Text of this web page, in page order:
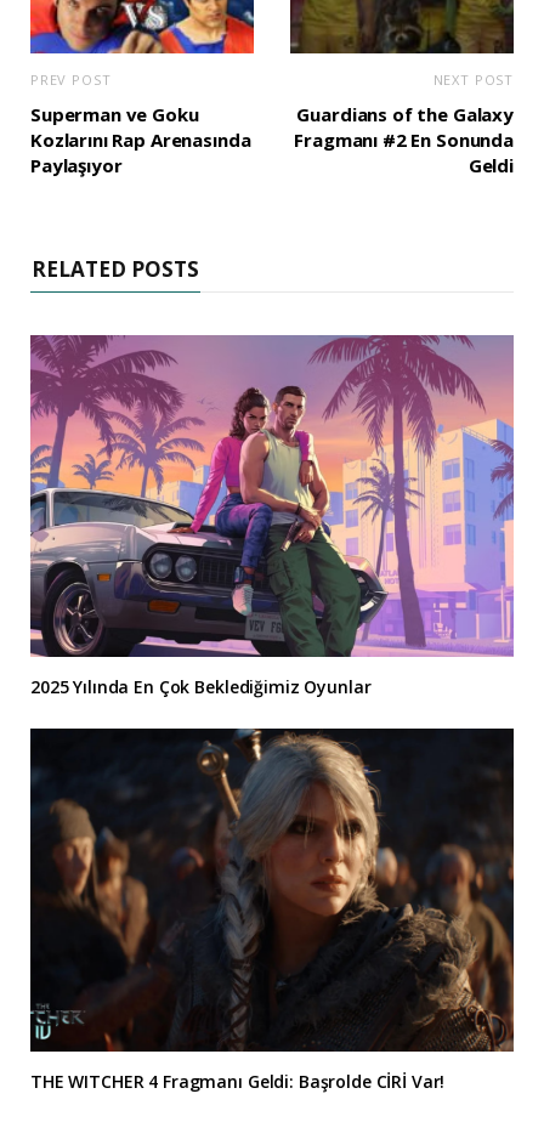
PREV POST
Superman ve Goku
Kozlarını Rap Arenasında
Paylaşıyor
NEXT POST
Guardians of the Galaxy
Fragmanı #2 En Sonunda
Geldi
RELATED POSTS
2025 Yılında En Çok Beklediğimiz Oyunlar
THE WITCHER 4 Fragmanı Geldi: Başrolde CİRİ Var!